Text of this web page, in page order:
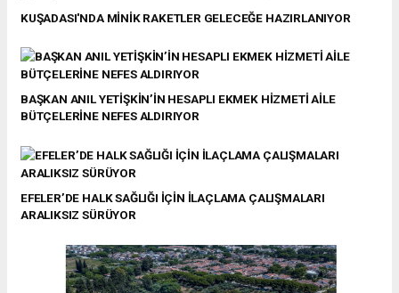
KUŞADASI'NDA MİNİK RAKETLER GELECEĞE HAZIRLANIYOR
BAŞKAN ANIL YETİŞKİN’İN HESAPLI EKMEK HİZMETİ AİLE
BÜTÇELERİNE NEFES ALDIRIYOR
EFELER’DE HALK SAĞLIĞI İÇİN İLAÇLAMA ÇALIŞMALARI
ARALIKSIZ SÜRÜYOR